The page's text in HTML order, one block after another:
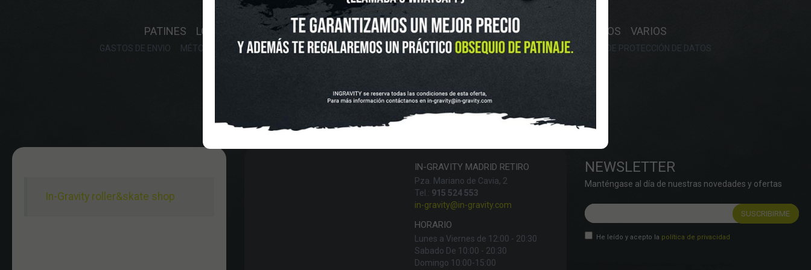
INICIO OUTLET NOVEDADES CLUBS Y ASOCIACIONES SITUACIÓN Y HORARIO
PATINES LONGBOARD SKATEBOARD SCOOTER PROTECCIONES ACCESORIOS RECAMBIOS VARIOS
GASTOS DE ENVIO MÉTODOS DE PAGO, DEVOLUCIONES Y DATOS DE INTERÉS AVISO LEGAL POLÍTICA DE COOKIES POLÍTICA DE PROTECCIÓN DE DATOS
In-Gravity roller&skate shop
IN-GRAVITY MADRID RETIRO
Pza. Mariano de Cavia, 2
Tel.: 915 524 553
in-gravity@in-gravity.com
HORARIO
Lunes a Viernes de 12:00 - 20:30
Sabado De 10:00 - 20:30
Domingo 10:00-15:00
NEWSLETTER
Manténgase al día de nuestras novedades y ofertas
He leído y acepto la política de privacidad